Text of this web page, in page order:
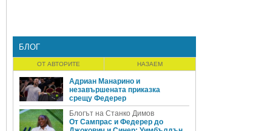
БЛОГ
ОТ АВТОРИТЕ НАЗАЕМ
Адриан Манарино и
незавършената приказка
срещу Федерер
Блогът на Станко Димов
От Сампрас и Федерер до